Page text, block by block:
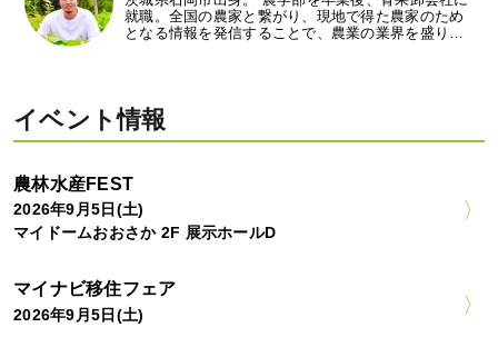
就職。全国の農家と繋がり、現地で得た農家のため
となる情報を発信することで、農業の業界を盛り…
イベント情報
農林水産FEST
2026年9月5日(土)
マイドームおおさか 2F 展示ホールD
マイナビ移住フェア
2026年9月5日(土)